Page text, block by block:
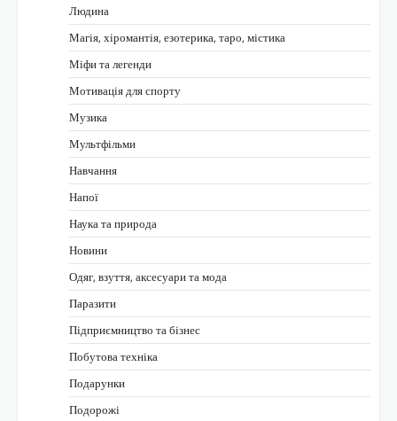
Людина
Магія, хіромантія, езотерика, таро, містика
Міфи та легенди
Мотивація для спорту
Музика
Мультфільми
Навчання
Напої
Наука та природа
Новини
Одяг, взуття, аксесуари та мода
Паразити
Підприємництво та бізнес
Побутова техніка
Подарунки
Подорожі